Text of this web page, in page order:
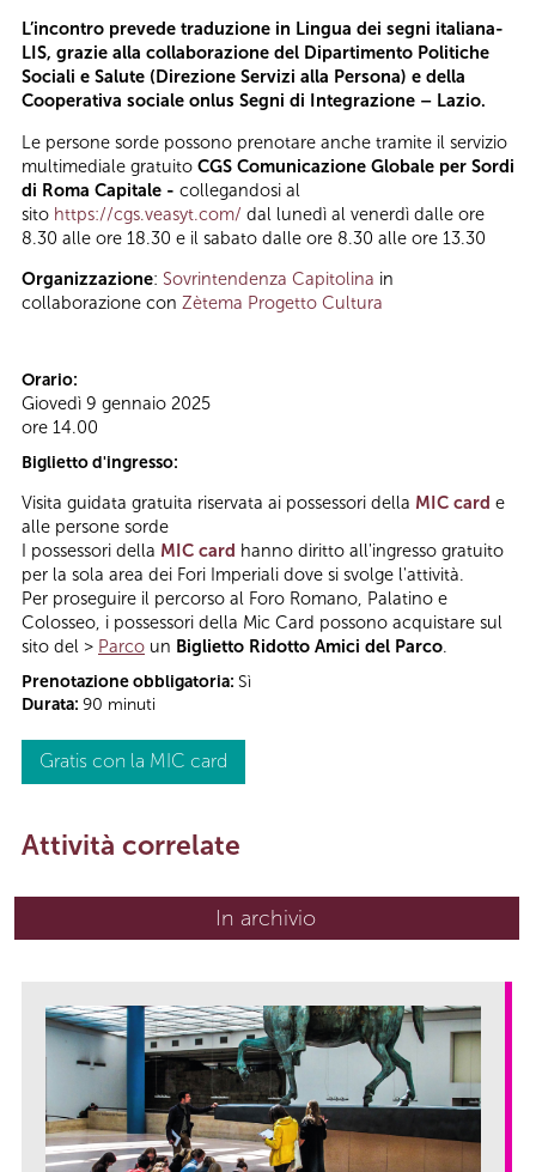
L’incontro prevede traduzione in Lingua dei segni italiana-
LIS, grazie alla collaborazione del Dipartimento Politiche
Sociali e Salute (Direzione Servizi alla Persona) e della
Cooperativa sociale onlus Segni di Integrazione – Lazio.
Le persone sorde possono prenotare anche tramite il servizio
multimediale gratuito CGS Comunicazione Globale per Sordi
di Roma Capitale - collegandosi al
sito https://cgs.veasyt.com/ dal lunedì al venerdì dalle ore
8.30 alle ore 18.30 e il sabato dalle ore 8.30 alle ore 13.30
Organizzazione: Sovrintendenza Capitolina in
collaborazione con Zètema Progetto Cultura
Orario:
Giovedì 9 gennaio 2025
ore 14.00
Biglietto d'ingresso:
Visita guidata gratuita riservata ai possessori della MIC card e
alle persone sorde
I possessori della MIC card hanno diritto all'ingresso gratuito
per la sola area dei Fori Imperiali dove si svolge l'attività.
Per proseguire il percorso al Foro Romano, Palatino e
Colosseo, i possessori della Mic Card possono acquistare sul
sito del > Parco un Biglietto Ridotto Amici del Parco.
Prenotazione obbligatoria: Sì
Durata: 90 minuti
Gratis con la MIC card
Attività correlate
In archivio